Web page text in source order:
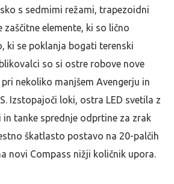
s sedmimi režami, trapezoidni
elemente, ki so lično
ki se poklanja bogati terenski
so si ostre robove nove
nekoliko manjšem Avengerju in
Izstopajoči loki, ostra LED svetila z
tanke sprednje odprtine za zrak
škatlasto postavo na 20-palčih
novi Compass nižji količnik upora.